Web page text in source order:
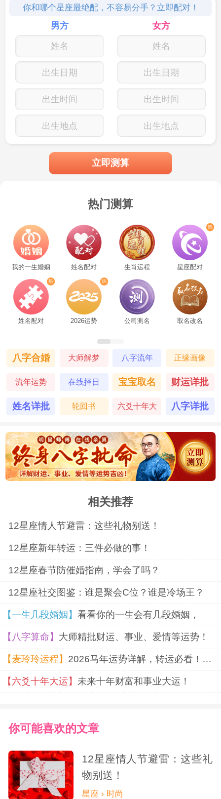
5. 与他们一起参与各种有趣的活动和运
动，例如跑步、打球等，增强彼此的默契和
以上几个方面可以帮助你更好地拿捏白
羊座的男生，与他们建立良好的关系。记得
要保持平衡，既要尊重他们的独立性，也要
给予他们适当的关注和关心。
狮子座
的男生通常性格开朗、自信、有
领袖气质。如果你想要与他们相处得更好，
可以从以下几个方面入手：
1. 学会赞美和欣赏他们的优点，让他们
感受到自己的价值和重要性。
2. 尊重他们的独立性，不要过度干涉他
们的决策和行动。
3. 在与他们交往时，要有一定的耐心和
4. 学会与他们分享自己的想法和意见，
但不要过度抢占话题和表现。
5. 在与他们交往时，要注意礼仪和外
表，让他们感受到你的尊重和认可。
以上几个方面可以帮助你更好地拿捏狮
射手座男
射手座的男生通常性格乐观、热情、喜
好，可以从以下几个方面入手：
1. 尊重他们的个人空间和独立性，不要
对他们过于强势或者限制他们的自由。。
你和哪个星座最绝配，不容易分手？立即配对！
男方
出生日期
出生时间
出生地点
女方
出生日期
出生时间
出生地点
立即测算
热门测算
我的一生婚姻 姓名配对 生肖运程 星座配对
姓名配对 2026运势 公司测名 取名改名
八字合婚 大师解梦 八字流年 正缘画像
流年运势 在线择日 宝宝取名 财运详批
姓名详批 轮回书 六爻十年大 八字详批
相关推荐
12星座情人节避雷：这些礼物别送！
12星座新年转运：三件必做的事！
12星座春节防催婚指南，学会了吗？
12星座社交图鉴：谁是聚会C位？谁是冷场王？
【一生几段婚姻】看看你的一生会有几段婚姻，
【八字算命】 大师精批财运、事业、爱情等运势！
【麦玲玲运程】 2026马年运势详解，转运必看！超准！
【六爻十年大运】未来十年财富和事业大运！
你可能喜欢的文章
12星座情人节避雷：这些礼
物别送！
星座 › 时尚